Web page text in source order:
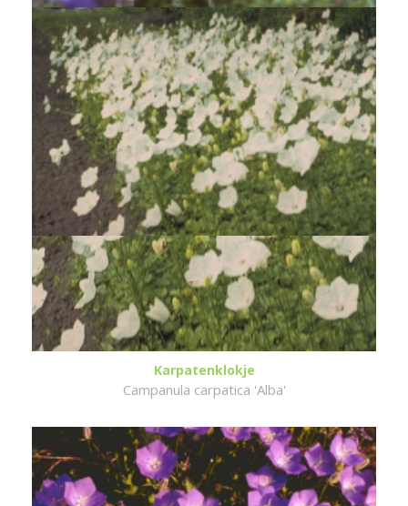
Karpatenklokje
Campanula carpatica 'Alba'